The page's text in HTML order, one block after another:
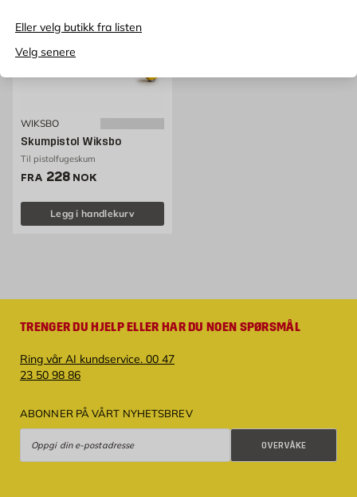
Eller velg butikk fra listen
Velg senere
WIKSBO
Skumpistol Wiksbo
Til pistolfugeskum
FRA Pris 228 NOK /stk
228 NOK
Legg i handlekurv
TRENGER DU HJELP ELLER HAR DU NOEN SPØRSMÅL
Ring vår AI kundservice. 00 47
23 50 98 86
ABONNER PÅ VÅRT NYHETSBREV
OVERVÅKE